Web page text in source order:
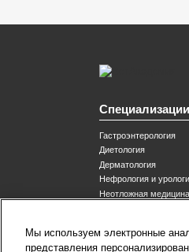
Специализации
Гастроэнтерология
Диетология
Дерматология
Нефрология и
Неотложная медицина
Служба Заботы для
звонок бесплатный для
Мы используем электронные
представления